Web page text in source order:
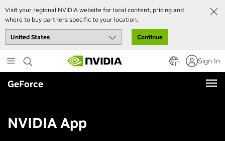
Visit your regional NVIDIA website for local content, pricing and
where to buy partners specific to your location.
Continue
to
main
content
IT Sign In
GeForce
NVIDIA App